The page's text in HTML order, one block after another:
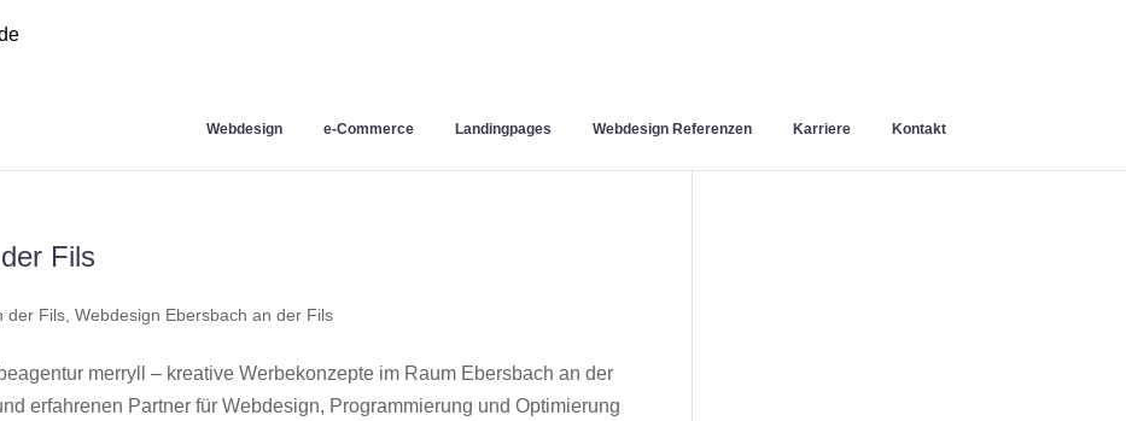
Webdesign e-Commerce Landingpages Webdesign Referenzen Karriere Kontakt
Fils
der Fils ,Webdesign Ebersbach an der Fils
merryll – kreative Werbekonzepte im Raum Ebersbach an der
erfahrenen Partner für Webdesign, Programmierung und Optimierung